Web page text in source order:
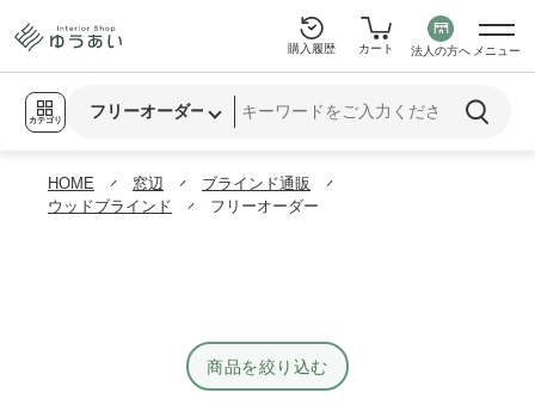
カテゴリ
購入履歴 カート 法人の方へ メニュー
HOME 窓辺
ブラインド通販
ウッドブラインド
フリーオーダー
商品を絞り込む